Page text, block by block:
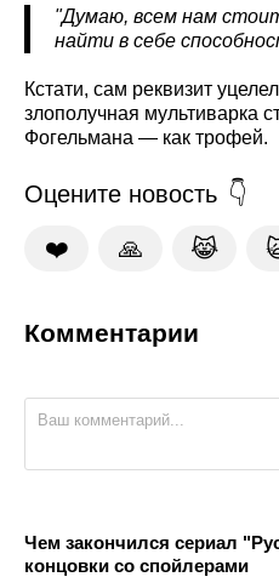
"Думаю, всем нам
найти в себе
Кстати, сам реквизит
злополучная мультиварка
Фогельмана — как трофей.
Оцените новость
❤️ 🙏 😹
Комментарии
Чем закончился сериал
концовки со спойлерами